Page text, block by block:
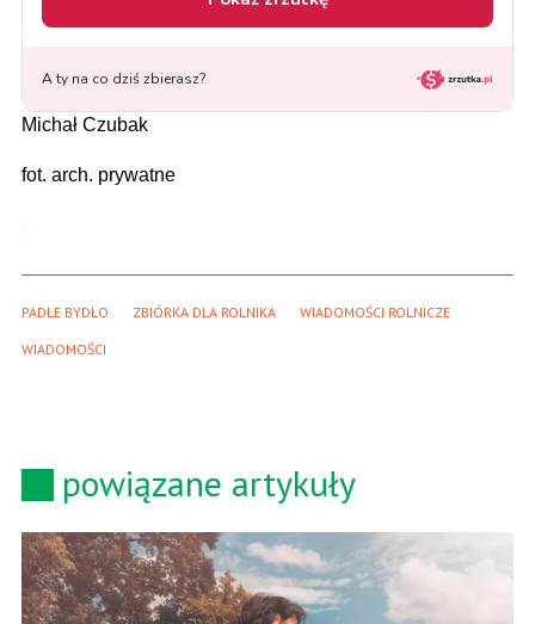
Michał Czubak
fot. arch. prywatne
PADŁE BYDŁO ZBIÓRKA DLA ROLNIKA WIADOMOŚCI ROLNICZE
WIADOMOŚCI
powiązane artykuły